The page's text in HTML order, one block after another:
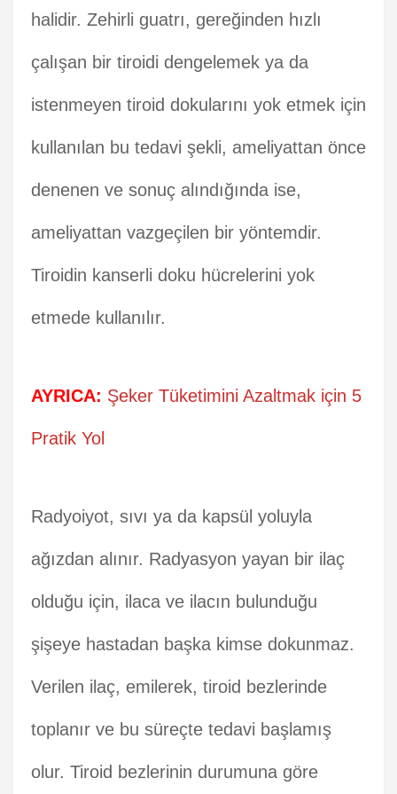
halidir. Zehirli guatrı, gereğinden hızlı
çalışan bir tiroidi dengelemek ya da
istenmeyen tiroid dokularını yok etmek için
kullanılan bu tedavi şekli, ameliyattan önce
denenen ve sonuç alındığında ise,
ameliyattan vazgeçilen bir yöntemdir.
Tiroidin kanserli doku hücrelerini yok
etmede kullanılır.
AYRICA: Şeker Tüketimini Azaltmak için 5
Pratik Yol
Radyoiyot, sıvı ya da kapsül yoluyla
ağızdan alınır. Radyasyon yayan bir ilaç
olduğu için, ilaca ve ilacın bulunduğu
şişeye hastadan başka kimse dokunmaz.
Verilen ilaç, emilerek, tiroid bezlerinde
toplanır ve bu süreçte tedavi başlamış
olur. Tiroid bezlerinin durumuna göre